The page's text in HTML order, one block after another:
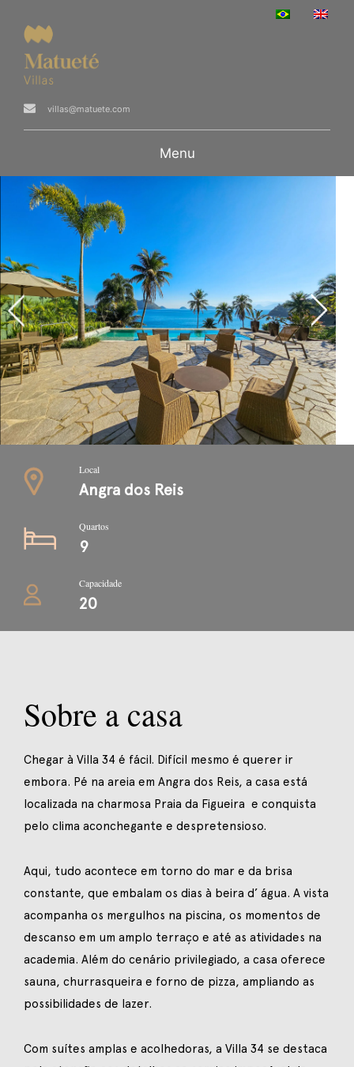
villas@matuete.com
Menu
Local
Angra dos Reis
Quartos
9
Capacidade
20
Sobre a casa
Chegar à Villa 34 é fácil. Difícil mesmo é querer ir
embora. Pé na areia em Angra dos Reis, a casa está
localizada na charmosa Praia da Figueira e conquista
pelo clima aconchegante e despretensioso.
Aqui, tudo acontece em torno do mar e da brisa
constante, que embalam os dias à beira d’ água. A vista
acompanha os mergulhos na piscina, os momentos de
descanso em um amplo terraço e até as atividades na
academia. Além do cenário privilegiado, a casa oferece
sauna, churrasqueira e forno de pizza, ampliando as
possibilidades de lazer.
Com suítes amplas e acolhedoras, a Villa 34 se destaca